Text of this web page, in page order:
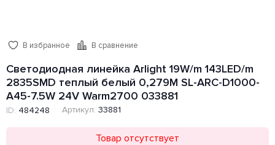
В избранное В сравнение
Светодиодная линейка Arlight 19W/m 143LED/m
2835SMD теплый белый 0,279M SL-ARC-D1000-
A45-7.5W 24V Warm2700 033881
ID: 484248 Артикул: 33881
Товар отсутствует